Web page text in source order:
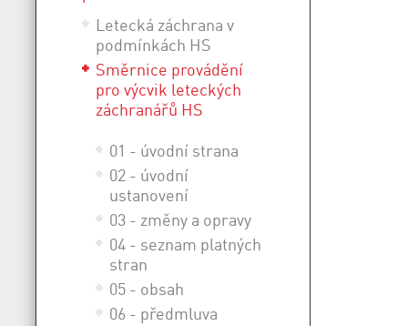
Letecká záchrana v
podmínkách HS
Směrnice provádění
pro výcvik leteckých
záchranářů HS
01 - úvodní strana
02 - úvodní
ustanovení
03 - změny a opravy
04 - seznam platných
stran
05 - obsah
06 - předmluva